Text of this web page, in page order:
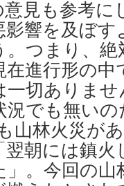
意見も参考
響を及ぼ
つまり、
進行形の中
切ありま
況でも無い
山林火災が
朝には鎮火
。今回の